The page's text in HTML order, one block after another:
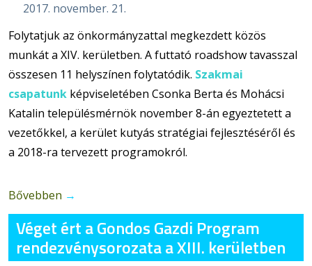
2017. november. 21.
Folytatjuk az önkormányzattal megkezdett közös
munkát a XIV. kerületben. A futtató roadshow tavasszal
összesen 11 helyszínen folytatódik. Szakmai
csapatunk képviseletébenCsonka Berta és Mohácsi
Katalin településmérnök november 8-án egyeztetett a
vezetőkkel, a kerület kutyás stratégiai fejlesztéséről és
a 2018-ra tervezett programokról.
Bővebben →
Véget ért a Gondos Gazdi Program
rendezvénysorozata a XIII. kerületben